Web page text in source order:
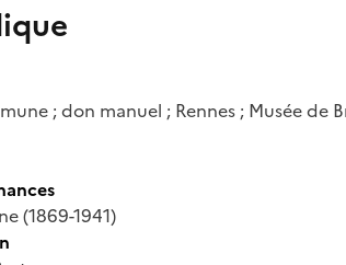
; don manuel ; Rennes ; Musée de
(1869-1941)